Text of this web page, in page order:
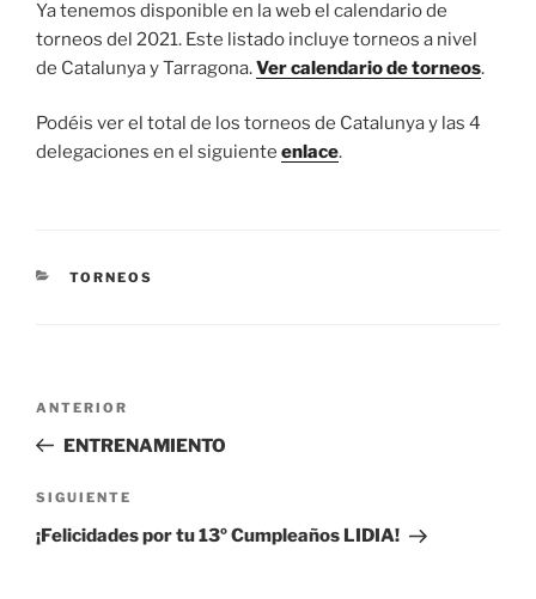
Ya tenemos disponible en la web el calendario de
torneos del 2021. Este listado incluye torneos a nivel
de Catalunya y Tarragona.Ver calendario de torneos.
Podéis ver el total de los torneos de Catalunya y las 4
delegaciones en el siguiente enlace.
CATEGORÍAS
TORNEOS
Navegación
entradas
Entrada
anterior:
ANTERIOR
ENTRENAMIENTO
Siguiente
entrada
SIGUIENTE
¡Felicidades por tu 13º Cumpleaños LIDIA!